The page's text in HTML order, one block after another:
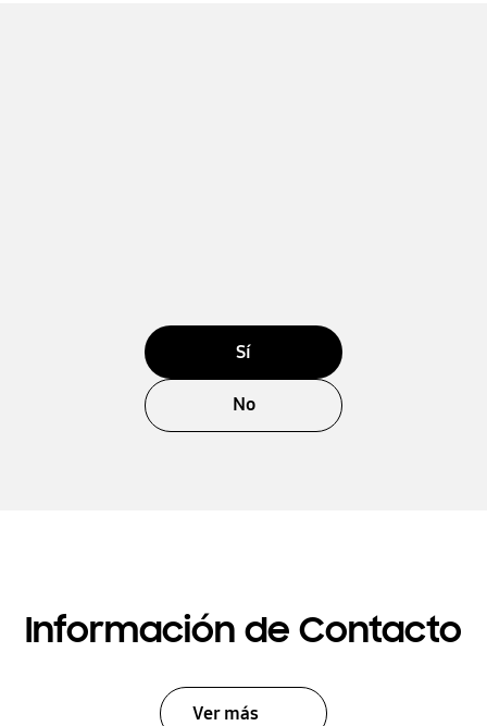
Sí
No
Información de Contacto
Ver más